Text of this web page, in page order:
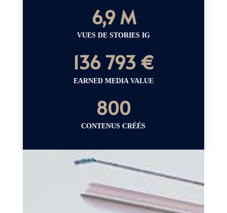
6,9 M
VUES DE STORIES IG
136 793 €
EARNED MEDIA VALUE
800
CONTENUS CRÉÉS